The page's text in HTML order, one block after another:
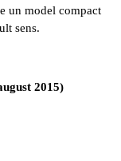
un model compact
sens.
2015)